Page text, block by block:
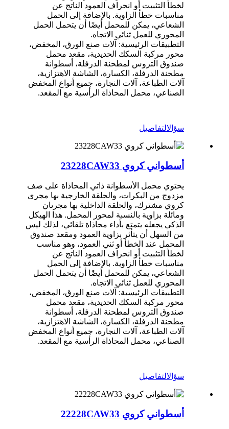
لخطأ التثبيت أو انحراف العمود الناتج عن
مناسبات خطأ الزاوية. بالإضافة إلى الحمل
الشعاعي، يمكن للمحمل أيضًا أن يتحمل الحمل
المحوري للعمل ثنائي الاتجاه.
التطبيقات الرئيسية: آلات صنع الورق، المخفض،
محور مركبة السكك الحديدية، مقعد محمل
صندوق التروس لمطحنة الدرفلة، أسطوانة
مطحنة الدرفلة، الكسارة، الشاشة الاهتزازية،
آلات الطباعة، آلات النجارة، جميع أنواع المخفض
الصناعي، محمل المحاذاة الرأسية مع المقعد.
سؤالالتفاصيل
أسطواني كروي 23228CAW33
يحتوي محمل الأسطوانة ذاتي المحاذاة على صف
مزدوج من البكرات، والحلقة الخارجية بها مجرى
كروي مشترك، والحلقة الداخلية بها مجرىان
ومائلة بزاوية بالنسبة لمحور المحمل. هذا الهيكل
الذكي يجعله يتمتع بأداء محاذاة تلقائي، لذلك ليس
من السهل أن يتأثر بزاوية العمود ومقعد صندوق
المحمل عند الخطأ أو ثني العمود، وهو مناسب
لخطأ التثبيت أو انحراف العمود الناتج عن
مناسبات خطأ الزاوية. بالإضافة إلى الحمل
الشعاعي، يمكن للمحمل أيضًا أن يتحمل الحمل
المحوري للعمل ثنائي الاتجاه.
التطبيقات الرئيسية: آلات صنع الورق، المخفض،
محور مركبة السكك الحديدية، مقعد محمل
صندوق التروس لمطحنة الدرفلة، أسطوانة
مطحنة الدرفلة، الكسارة، الشاشة الاهتزازية،
آلات الطباعة، آلات النجارة، جميع أنواع المخفض
الصناعي، محمل المحاذاة الرأسية مع المقعد.
سؤالالتفاصيل
أسطواني كروي 22228CAW33